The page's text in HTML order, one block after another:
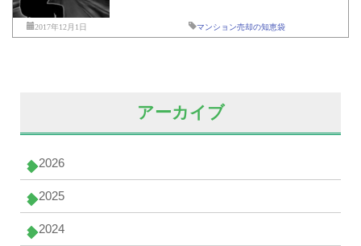
2017年12月1日 マンション売却の知恵袋
アーカイブ
2026
2025
2024